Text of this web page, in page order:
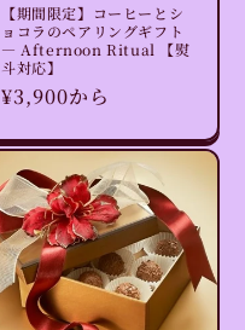
【期間限定】コーヒーとシ
ョコラのペアリングギフト
— Afternoon Ritual 【熨
斗対応】
通
価
格
¥3,900から